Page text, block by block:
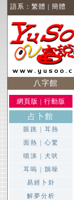
語系： 繁體 | 簡體
八字館
網頁版 | 行動版
占卜館
眼跳
耳熱
面熱
心驚
噴涕
犬吠
耳嗚
鵲噪
易經卜卦
解夢分析